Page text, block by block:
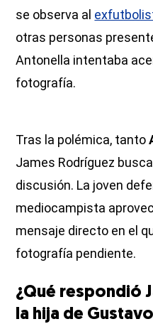
se observa al
otras personas
Antonella intentaba
fotografía.
Tras la polémica, tanto
James Rodríguez
discusión. La joven
mediocampista
mensaje directo en el
fotografía pendiente.
¿Qué respondió
la hija de